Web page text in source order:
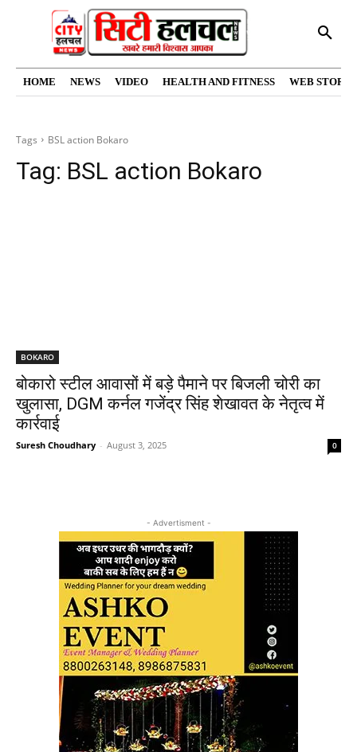
HOME NEWS VIDEO HEALTH AND FITNESS WEB
Tags BSL action Bokaro
Tag: BSL action Bokaro
BOKARO
बोकारो स्टील आवासों में बड़े पैमाने पर बिजली चोरी का
खुलासा, DGM कर्नल गजेंद्र सिंह शेखावत के नेतृत्व में
कार्रवाई
Suresh Choudhary - August 3, 2025 0
- Advertisment -